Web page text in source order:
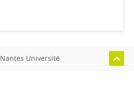
Nantes Université